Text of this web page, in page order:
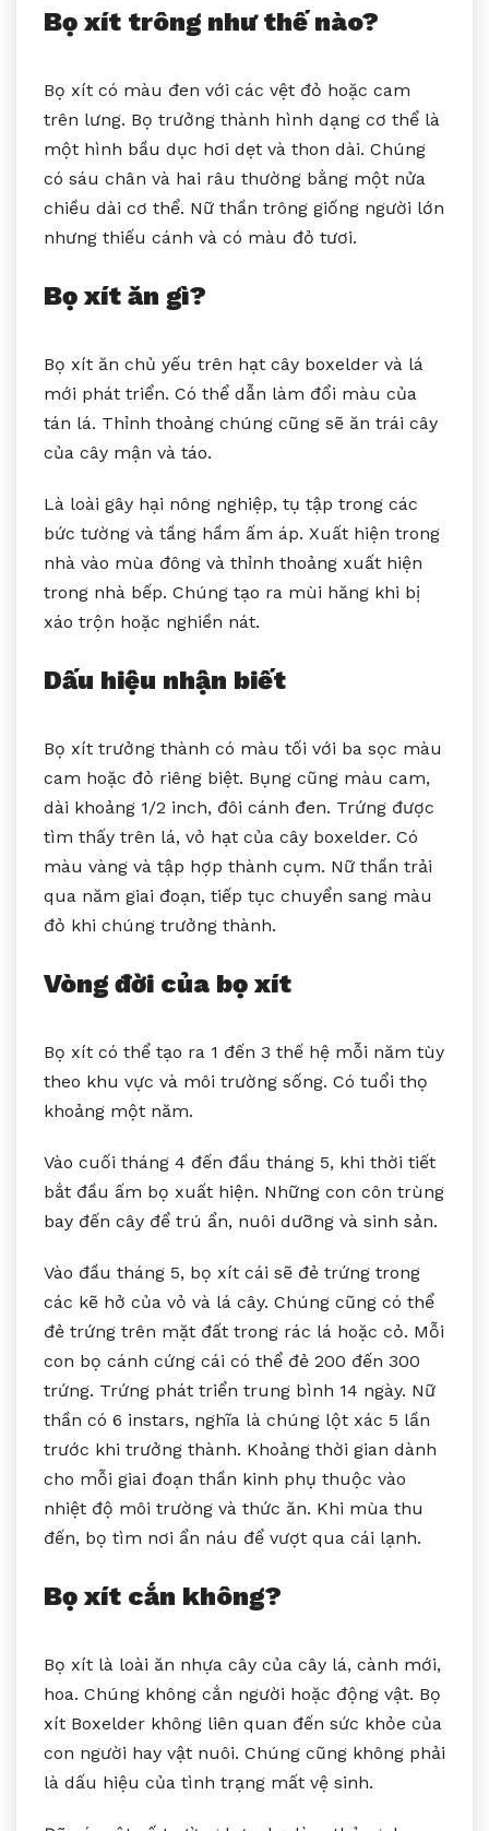
Bọ xít trông như thế nào?
Bọ xít có màu đen với các vệt đỏ hoặc cam
trên lưng. Bọ trưởng thành hình dạng cơ thể là
một hình bầu dục hơi dẹt và thon dài. Chúng
có sáu chân và hai râu thường bằng một nửa
chiều dài cơ thể. Nữ thần trông giống người lớn
nhưng thiếu cánh và có màu đỏ tươi.
Bọ xít ăn gì?
Bọ xít ăn chủ yếu trên hạt cây boxelder và lá
mới phát triển. Có thể dẫn làm đổi màu của
tán lá. Thỉnh thoảng chúng cũng sẽ ăn trái cây
của cây mận và táo.
Là loài gây hại nông nghiệp, tụ tập trong các
bức tường và tầng hầm ấm áp. Xuất hiện trong
nhà vào mùa đông và thỉnh thoảng xuất hiện
trong nhà bếp. Chúng tạo ra mùi hăng khi bị
xáo trộn hoặc nghiền nát.
Dấu hiệu nhận biết
Bọ xít trưởng thành có màu tối với ba sọc màu
cam hoặc đỏ riêng biệt. Bụng cũng màu cam,
dài khoảng 1/2 inch, đôi cánh đen. Trứng được
tìm thấy trên lá, vỏ hạt của cây boxelder. Có
màu vàng và tập hợp thành cụm. Nữ thần trải
qua năm giai đoạn, tiếp tục chuyển sang màu
đỏ khi chúng trưởng thành.
Vòng đời của bọ xít
Bọ xít có thể tạo ra 1 đến 3 thế hệ mỗi năm tùy
theo khu vực và môi trường sống. Có tuổi thọ
khoảng một năm.
Vào cuối tháng 4 đến đầu tháng 5, khi thời tiết
bắt đầu ấm bọ xuất hiện. Những con côn trùng
bay đến cây để trú ẩn, nuôi dưỡng và sinh sản.
Vào đầu tháng 5, bọ xít cái sẽ đẻ trứng trong
các kẽ hở của vỏ và lá cây. Chúng cũng có thể
đẻ trứng trên mặt đất trong rác lá hoặc cỏ. Mỗi
con bọ cánh cứng cái có thể đẻ 200 đến 300
trứng. Trứng phát triển trung bình 14 ngày. Nữ
thần có 6 instars, nghĩa là chúng lột xác 5 lần
trước khi trưởng thành. Khoảng thời gian dành
cho mỗi giai đoạn thần kinh phụ thuộc vào
nhiệt độ môi trường và thức ăn. Khi mùa thu
đến, bọ tìm nơi ẩn náu để vượt qua cái lạnh.
Bọ xít cắn không?
Bọ xít là loài ăn nhựa cây của cây lá, cành mới,
hoa. Chúng không cắn người hoặc động vật. Bọ
xít Boxelder không liên quan đến sức khỏe của
con người hay vật nuôi. Chúng cũng không phải
là dấu hiệu của tình trạng mất vệ sinh.